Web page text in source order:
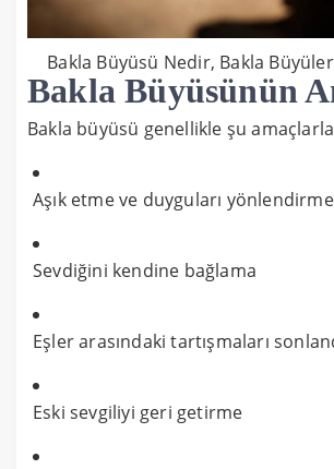
Bakla Büyüsü Nedir, Bakla Büyüleri
Bakla Büyüsünün
Bakla büyüsü genellikle şu amaçlarla
Aşık etme ve duyguları yönlendirme
Sevdiğini kendine bağlama
Eşler arasındaki tartışmaları
Eski sevgiliyi geri getirme